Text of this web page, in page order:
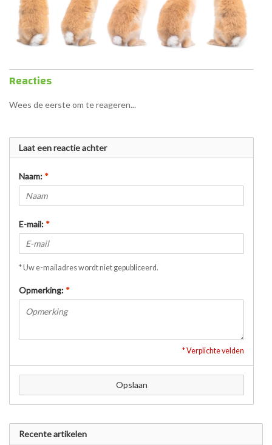
Reacties
Wees de eerste om te reageren...
Laat een reactie achter
Naam: *
E-mail: *
* Uw e-mailadres wordt niet gepubliceerd.
Opmerking: *
* Verplichte velden
Opslaan
Recente artikelen